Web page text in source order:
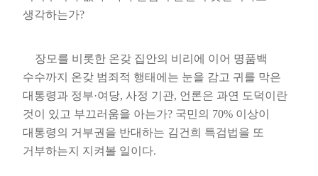
생각하는가?
장모를 비롯한 온갖 집안의 비리에 이어 명품백
수수까지 온갖 범죄적 행태에는 눈을 감고 귀를 막은
대통령과 정부·여당, 사정 기관, 언론은 과연 도덕이란
것이 있고 부끄러움을 아는가? 국민의 70% 이상이
대통령의 거부권을 반대하는 김건희 특검법을 또
거부하는지 지켜볼 일이다.